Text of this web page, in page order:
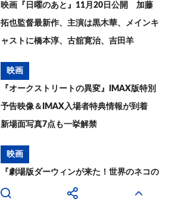
映画『日曜のあと』11月20日公開 加藤
拓也監督最新作、主演は黒木華、メインキ
ャストに橋本淳、古舘寛治、吉田羊
映画
『オークストリートの異変』IMAX版特別
予告映像＆IMAX入場者特典情報が到着
新場面写真7点も一挙解禁
映画
『劇場版ダーウィンが来た！世界のネコの
なかまたち』10月2日公開 世界猫の日に